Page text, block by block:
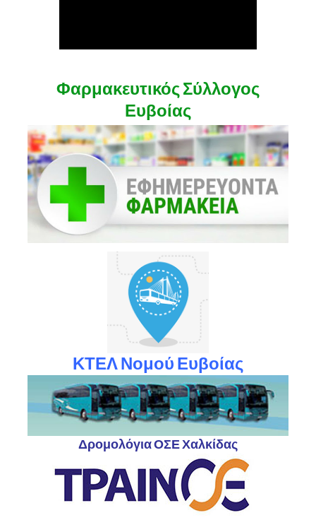
Φαρμακευτικός Σύλλογος
Ευβοίας
ΚΤΕΛ Νομού Ευβοίας
Δρομολόγια ΟΣΕ Χαλκίδας